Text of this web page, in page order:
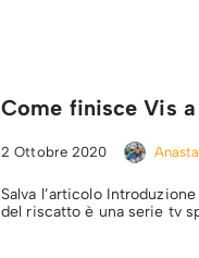
Come finisce Vis
2 Ottobre 2020
Salva l’articolo
del riscatto è una serie tv